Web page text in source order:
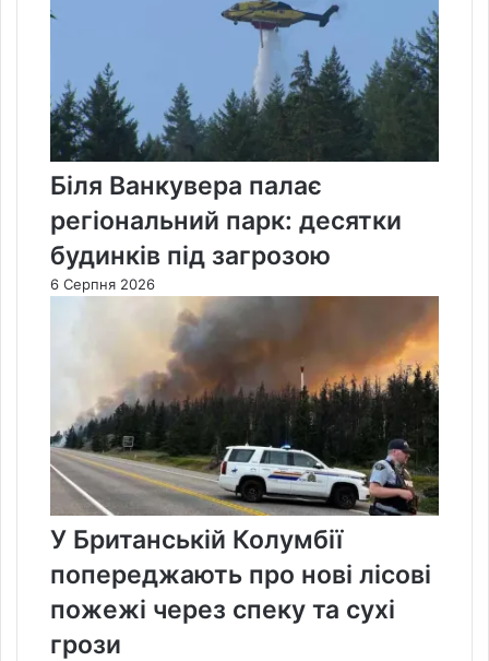
Біля Ванкувера палає
регіональний парк: десятки
будинків під загрозою
6 Серпня 2026
У Британській Колумбії
попереджають про нові лісові
пожежі через спеку та сухі
грози